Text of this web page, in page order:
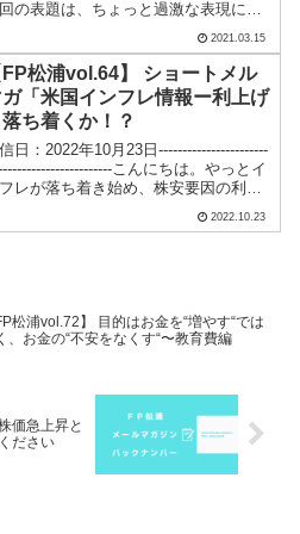
の表題は、ちょっと過激な表現にな
2021.03.15
FP松浦vol.64】 ショートメル
ガ「米国インフレ情報ー利上げ
落ち着くか！？
日：2022年10月23日-----------------------
こんにちは。やっとイ
レが落ち着き始め、株安要因の利上
2022.10.23
松浦vol.72】 目的はお金を“増やす“では
、お金の“不安をなくす“〜教育費編
価急上昇と
ださい